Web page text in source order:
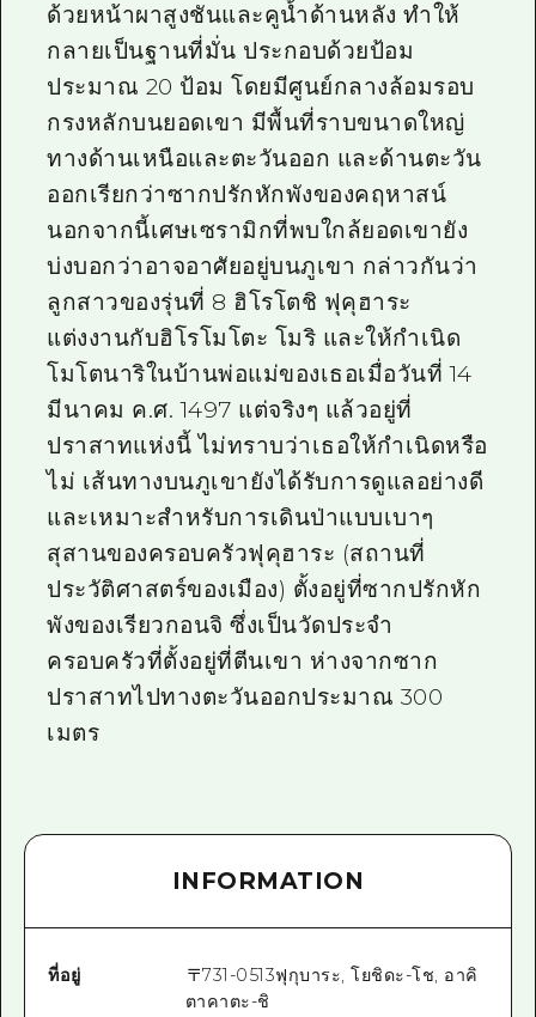
ด้วยหน้าผาสูงชันและคูน้ำด้านหลัง ทำให้
กลายเป็นฐานที่มั่น ประกอบด้วยป้อม
ประมาณ 20 ป้อม โดยมีศูนย์กลางล้อมรอบ
กรงหลักบนยอดเขา มีพื้นที่ราบขนาดใหญ่
ทางด้านเหนือและตะวันออก และด้านตะวัน
ออกเรียกว่าซากปรักหักพังของคฤหาสน์
นอกจากนี้เศษเซรามิกที่พบใกล้ยอดเขายัง
บ่งบอกว่าอาจอาศัยอยู่บนภูเขา กล่าวกันว่า
ลูกสาวของรุ่นที่ 8 ฮิโรโตชิ ฟุคุฮาระ
แต่งงานกับฮิโรโมโตะ โมริ และให้กำเนิด
โมโตนาริในบ้านพ่อแม่ของเธอเมื่อวันที่ 14
มีนาคม ค.ศ. 1497 แต่จริงๆ แล้วอยู่ที่
ปราสาทแห่งนี้ ไม่ทราบว่าเธอให้กำเนิดหรือ
ไม่ เส้นทางบนภูเขายังได้รับการดูแลอย่างดี
และเหมาะสำหรับการเดินป่าแบบเบาๆ
สุสานของครอบครัวฟุคุฮาระ (สถานที่
ประวัติศาสตร์ของเมือง) ตั้งอยู่ที่ซากปรักหัก
พังของเรียวกอนจิ ซึ่งเป็นวัดประจำ
ครอบครัวที่ตั้งอยู่ที่ตีนเขา ห่างจากซาก
ปราสาทไปทางตะวันออกประมาณ 300
เมตร
INFORMATION
ที่อยู่ 〒731-0513ฟุกุบาระ, โยชิดะ-โช, อาคิ
ตาคาตะ-ชิ